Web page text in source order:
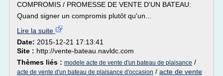
COMPROMIS / PROMESSE DE VENTE D'UN BATEAU:
Quand signer un compromis plutôt qu'un...
Lire la suite
Date: 2015-12-21 17:13:41
Site : http://vente-bateau.navldc.com
Thèmes liés : modele acte de vente d'un bateau de plaisance /
acte de vente d'un bateau de plaisance d'occasion / acte de vente